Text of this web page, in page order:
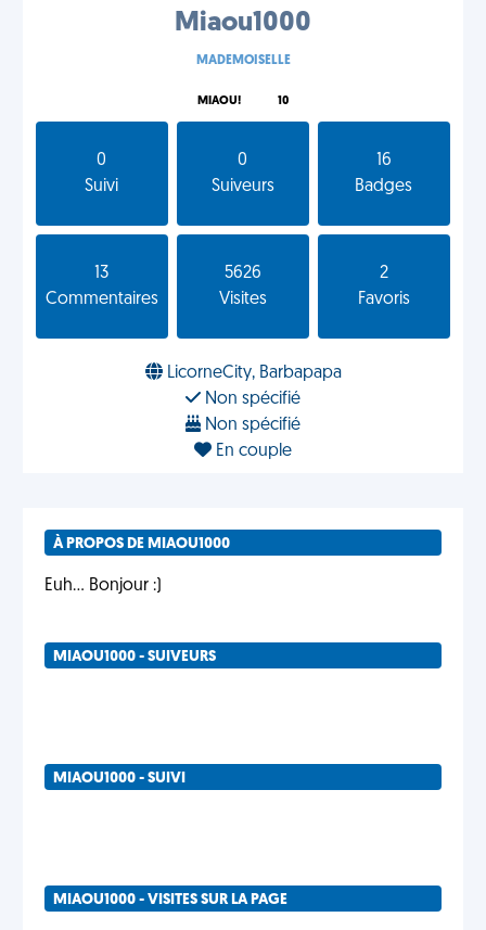
Miaou1000
MADEMOISELLE
MIAOU! 10
0
Suivi
0
Suiveurs
16
Badges
13
Commentaires
5626
Visites
2
Favoris
LicorneCity, Barbapapa
Non spécifié
Non spécifié
En couple
À PROPOS DE MIAOU1000
Euh... Bonjour :)
MIAOU1000 - SUIVEURS
MIAOU1000 - SUIVI
MIAOU1000 - VISITES SUR LA PAGE